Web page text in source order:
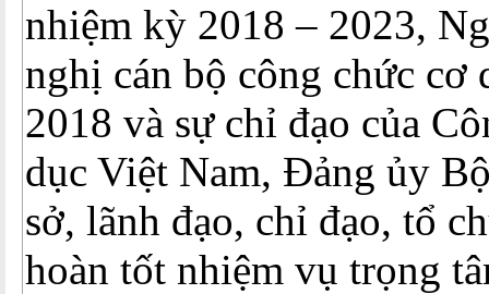
nhiệm kỳ 2018 – 2023,
nghị cán bộ công chức cơ
2018 và sự chỉ đạo của
dục Việt Nam, Đảng ủy
sở, lãnh đạo, chỉ đạo, tổ
hoàn tốt nhiệm vụ trọng